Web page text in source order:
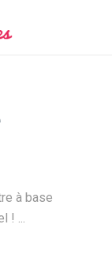
à base
!